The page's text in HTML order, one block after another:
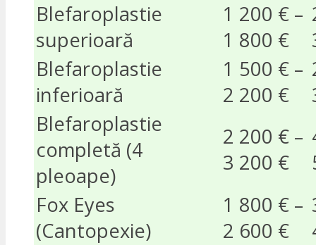
Blefaroplastie
superioară
1 200 € –
1 800 €
Blefaroplastie
inferioară
1 500 € –
2 200 €
Blefaroplastie
completă (4
pleoape)
2 200 € –
3 200 €
Fox Eyes
(Cantopexie)
1 800 € –
2 600 €